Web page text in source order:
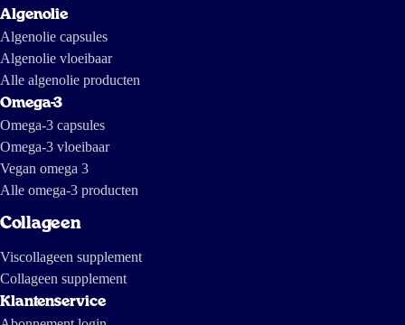
Algenolie
Algenolie capsules
Algenolie vloeibaar
Alle algenolie producten
Omega-3
Omega-3 capsules
Omega-3 vloeibaar
Vegan omega 3
Alle omega-3 producten
Collageen
Viscollageen supplement
Collageen supplement
Klantenservice